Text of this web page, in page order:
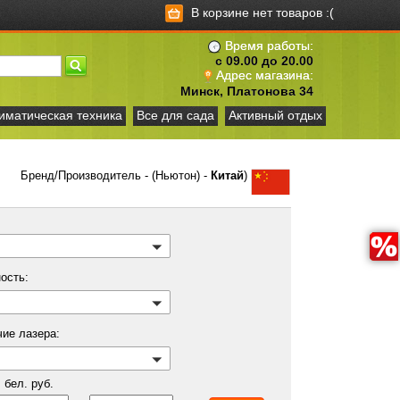
В корзине нет товаров :(
Время работы:
с 09.00 до 20.00
Адрес магазина:
Минск, Платонова 34
техника
Все для сада Активный отдых
Бренд/Производитель - (Ньютон) - Китай)
лазера:
руб.